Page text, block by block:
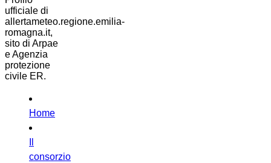
ufficiale di
allertameteo.regione.emilia-
romagna.it,
sito di Arpae
e Agenzia
protezione
civile ER.
Home
consorzio